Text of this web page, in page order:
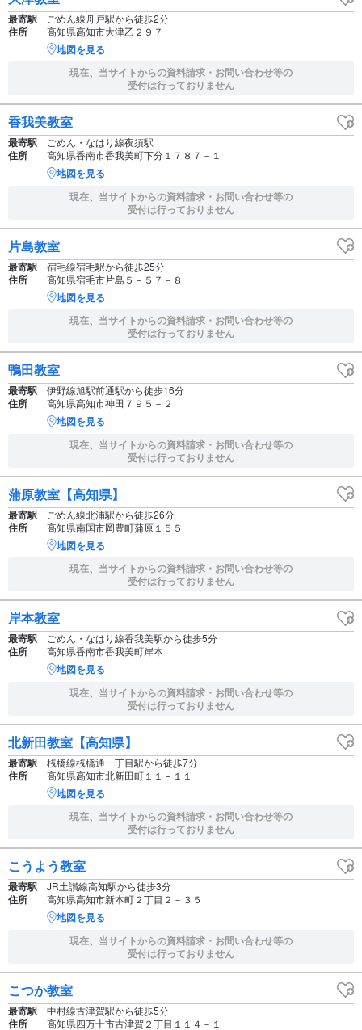
最寄駅 ごめん線舟戸駅から徒歩2分
住所 高知県高知市大津乙２９７
地図を見る
現在、当サイトからの資料請求・お問い合わせ等の
受付は行っておりません
香我美教室
最寄駅 ごめん・なはり線夜須駅
住所 高知県香南市香我美町下分１７８７－１
地図を見る
現在、当サイトからの資料請求・お問い合わせ等の
受付は行っておりません
片島教室
最寄駅 宿毛線宿毛駅から徒歩25分
住所 高知県宿毛市片島５－５７－８
地図を見る
現在、当サイトからの資料請求・お問い合わせ等の
受付は行っておりません
鴨田教室
最寄駅 伊野線旭駅前通駅から徒歩16分
住所 高知県高知市神田７９５－２
地図を見る
現在、当サイトからの資料請求・お問い合わせ等の
受付は行っておりません
蒲原教室【高知県】
最寄駅 ごめん線北浦駅から徒歩26分
住所 高知県南国市岡豊町蒲原１５５
地図を見る
現在、当サイトからの資料請求・お問い合わせ等の
受付は行っておりません
岸本教室
最寄駅 ごめん・なはり線香我美駅から徒歩5分
住所 高知県香南市香我美町岸本
地図を見る
現在、当サイトからの資料請求・お問い合わせ等の
受付は行っておりません
北新田教室【高知県】
最寄駅 桟橋線桟橋通一丁目駅から徒歩7分
住所 高知県高知市北新田町１１－１１
地図を見る
現在、当サイトからの資料請求・お問い合わせ等の
受付は行っておりません
こうよう教室
最寄駅 JR土讃線高知駅から徒歩3分
住所 高知県高知市新本町２丁目２－３５
地図を見る
現在、当サイトからの資料請求・お問い合わせ等の
受付は行っておりません
こつか教室
最寄駅 中村線古津賀駅から徒歩5分
住所 高知県四万十市古津賀２丁目１１４－１